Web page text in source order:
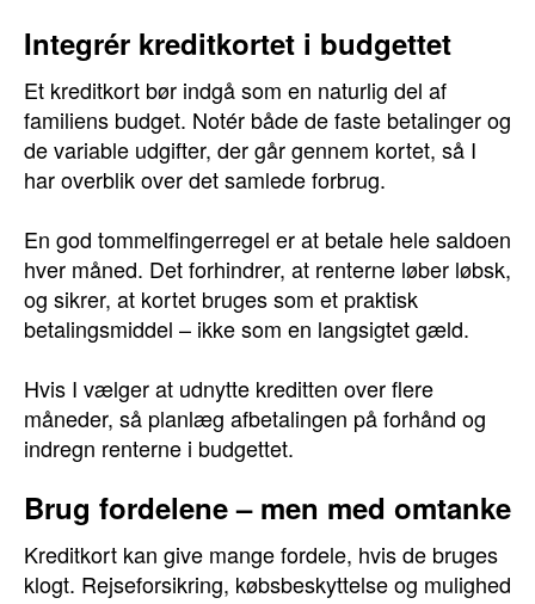
Integrér kreditkortet i budgettet
Et kreditkort bør indgå som en naturlig del af
familiens budget. Notér både de faste betalinger og
de variable udgifter, der går gennem kortet, så I
har overblik over det samlede forbrug.
En god tommelfingerregel er at betale hele saldoen
hver måned. Det forhindrer, at renterne løber løbsk,
og sikrer, at kortet bruges som et praktisk
betalingsmiddel – ikke som en langsigtet gæld.
Hvis I vælger at udnytte kreditten over flere
måneder, så planlæg afbetalingen på forhånd og
indregn renterne i budgettet.
Brug fordelene – men med omtanke
Kreditkort kan give mange fordele, hvis de bruges
klogt. Rejseforsikring, købsbeskyttelse og mulighed